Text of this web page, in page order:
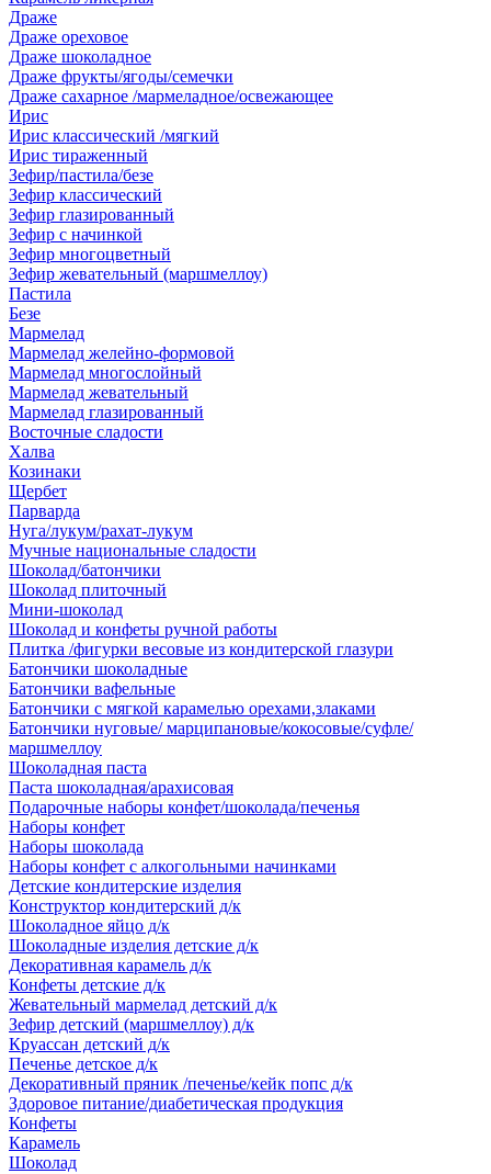
Драже
Драже ореховое
Драже шоколадное
Драже фрукты/ягоды/семечки
Драже сахарное /мармеладное/освежающее
Ирис
Ирис классический /мягкий
Ирис тираженный
Зефир/пастила/безе
Зефир классический
Зефир глазированный
Зефир с начинкой
Зефир многоцветный
Зефир жевательный (маршмеллоу)
Пастила
Безе
Мармелад
Мармелад желейно-формовой
Мармелад многослойный
Мармелад жевательный
Мармелад глазированный
Восточные сладости
Халва
Козинаки
Щербет
Парварда
Нуга/лукум/рахат-лукум
Мучные национальные сладости
Шоколад/батончики
Шоколад плиточный
Мини-шоколад
Шоколад и конфеты ручной работы
Плитка /фигурки весовые из кондитерской глазури
Батончики шоколадные
Батончики вафельные
Батончики с мягкой карамелью орехами,злаками
Батончики нуговые/ марципановые/кокосовые/суфле/
маршмеллоу
Шоколадная паста
Паста шоколадная/арахисовая
Подарочные наборы конфет/шоколада/печенья
Наборы конфет
Наборы шоколада
Наборы конфет с алкогольными начинками
Детские кондитерские изделия
Конструктор кондитерский д/к
Шоколадное яйцо д/к
Шоколадные изделия детские д/к
Декоративная карамель д/к
Конфеты детские д/к
Жевательный мармелад детский д/к
Зефир детский (маршмеллоу) д/к
Круассан детский д/к
Печенье детское д/к
Декоративный пряник /печенье/кейк попс д/к
Здоровое питание/диабетическая продукция
Конфеты
Карамель
Шоколад